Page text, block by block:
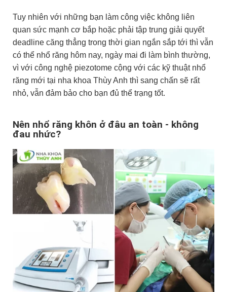
Tuy nhiên với những bạn làm công việc không liên
quan sức mạnh cơ bắp hoặc phải tập trung giải quyết
deadline căng thẳng trong thời gian ngắn sắp tới thì vẫn
có thể nhổ răng hôm nay, ngày mai đi làm bình thường,
vì với công nghệ piezotome cộng với các kỹ thuật nhổ
răng mới tại nha khoa Thùy Anh thì sang chấn sẽ rất
nhỏ, vẫn đảm bảo cho bạn đủ thể trạng tốt.
Nên nhổ răng khôn ở đâu an toàn - không
đau nhức?